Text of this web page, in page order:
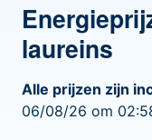
laureins
Alle prijzen zijn
06/08/26 om